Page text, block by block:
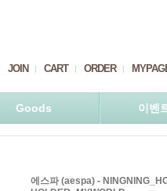
JOIN CART ORDER
Goods 이벤
에스파 (aespa) -